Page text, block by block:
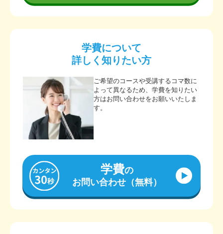
学費について
詳しく知りたい方
ご希望のコースや受講するコマ数に
よって異なるため、学費を知りたい
方はお問い合わせをお願いいたしま
す。
学費の
お問い合わせ（無料）